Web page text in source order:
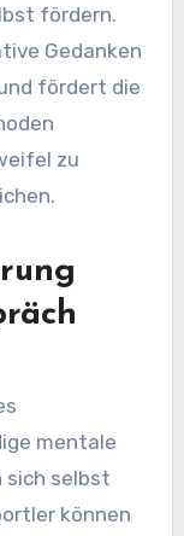
fördern.
Gedanken
fördert die
zu
mentale
sich selbst
können